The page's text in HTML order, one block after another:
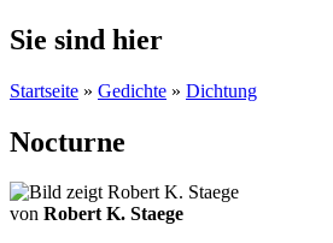
Sie sind hier
Startseite » Gedichte » Dichtung
Nocturne
von Robert K. Staege